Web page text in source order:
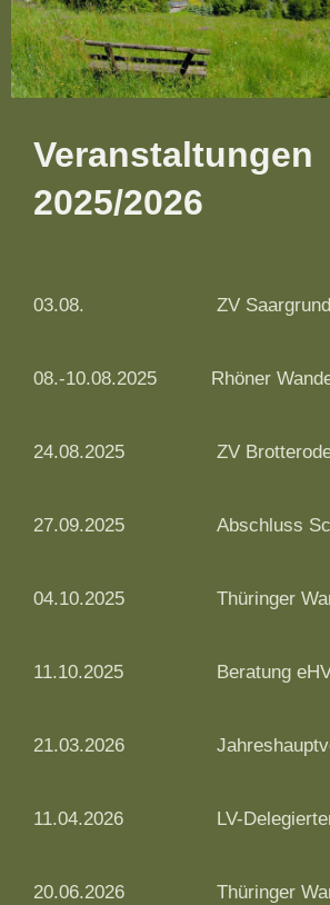
Veranstaltungen
2025/2026
03.08. ZV
08.-10.08.2025 Rhöner
24.08.2025 ZV
27.09.2025 Abschluss
04.10.2025 Thüringer
11.10.2025 Beratung
21.03.2026
11.04.2026 LV-
20.06.2026 Thüringer